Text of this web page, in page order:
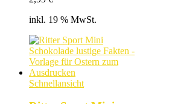
inkl. 19 % MwSt.
Schnellansicht